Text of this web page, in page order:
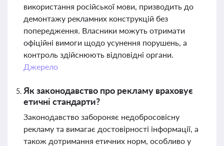
використання російської мови, призводить до
демонтажу рекламних конструкцій без
попередження. Власники можуть отримати
офіційні вимоги щодо усунення порушень, а
контроль здійснюють відповідні органи.
Джерело
Як законодавство про рекламу враховує
етичні стандарти?
Законодавство забороняє недобросовісну
рекламу та вимагає достовірності інформації, а
також дотримання етичних норм, особливо у